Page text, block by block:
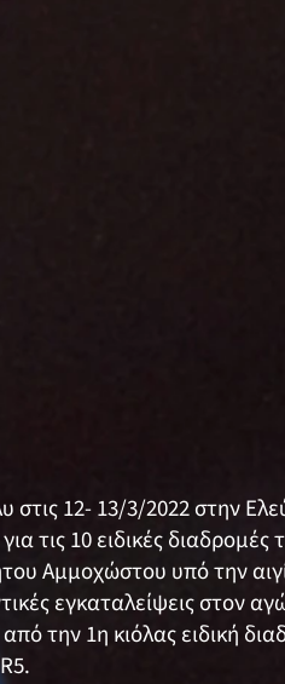
12- 13/3/2022 στην
10 ειδικές διαδρομές
Αμμοχώστου υπό την
εγκαταλείψεις στον
την 1η κιόλας ειδική